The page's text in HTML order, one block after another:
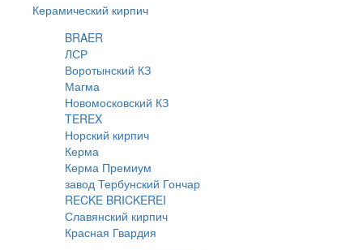
Керамический кирпич
BRAER
ЛСР
Воротынский КЗ
Магма
Новомосковский КЗ
TEREX
Норский кирпич
Керма
Керма Премиум
завод Тербунский Гончар
RECKE BRICKEREI
Славянский кирпич
Красная Гвардия